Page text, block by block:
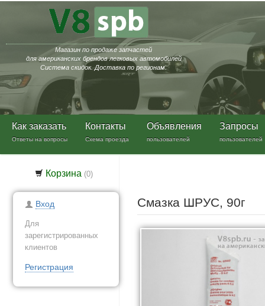
Магазин по продаже запчастей
для американских брендов легковых автомобилей
Система скидок. Доставка по регионам.
Как заказать
Ответы на вопросы
Контакты
Схема проезда
Объявления
пользователей
Запросы
пользователей
Корзина (0)
Вход
Для
зарегистрированных
клиентов
Регистрация
Смазка ШРУС, 90г